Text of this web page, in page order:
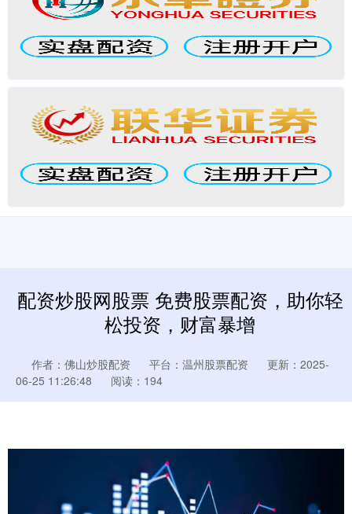
配资炒股网股票 免费股票配资，助你轻
松投资，财富暴增
作者：佛山炒股配资 平台：温州股票配资
更新：2025-
06-25 11:26:48
阅读：194